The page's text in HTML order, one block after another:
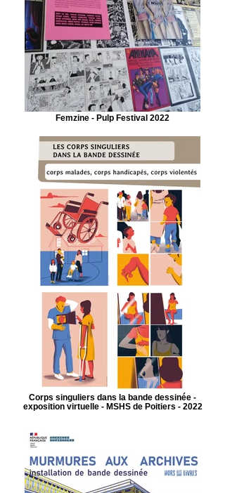
Femzine - Pulp Festival 2022
Corps singuliers dans la bande dessinée -
exposition virtuelle - MSHS de Poitiers - 2022